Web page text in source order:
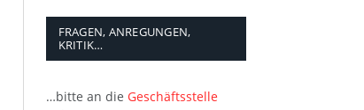
FRAGEN, ANREGUNGEN,
KRITIK…
…bitte an die Geschäftsstelle